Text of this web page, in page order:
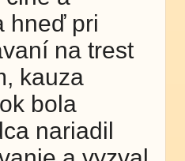
hneď pri
na trest
kauza
bola
nariadil